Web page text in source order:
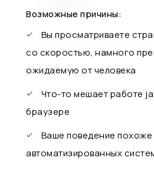
Возможные причины:
Вы просматриваете
со скоростью, намного
ожидаемую от человека
Что-то мешает работе
браузере
Ваше поведение похоже
автоматизированных